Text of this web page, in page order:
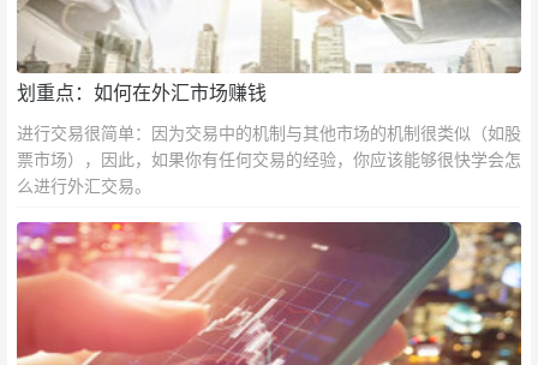
划重点：如何在外汇市场赚钱
进行交易很简单：因为交易中的机制与其他市场的机制很类似（如股
票市场），因此，如果你有任何交易的经验，你应该能够很快学会怎
么进行外汇交易。